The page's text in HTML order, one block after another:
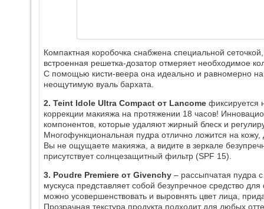
Компактная коробочка снабжена специальной
встроенная решетка-дозатор отмеряет необходимое
С помощью кисти-веера она идеально и равномерно
неощутимую вуаль бархата.
2. Teint Idole Ultra Compact от Lancome фиксируется
коррекции макияжа на протяжении 18 часов!
компонентов, которые удаляют жирный блеск и
Многофункциональная пудра отлично ложится на
Вы не ощущаете макияжа, а видите в зеркале
присутствует солнцезащитный фильтр (SPF 15).
3. Poudre Premiere от Givenchy – рассыпчатая пудра
мускуса представляет собой безупречное средство
можно усовершенствовать и выровнять цвет лица,
Прозрачная текстура продукта подходит для любых